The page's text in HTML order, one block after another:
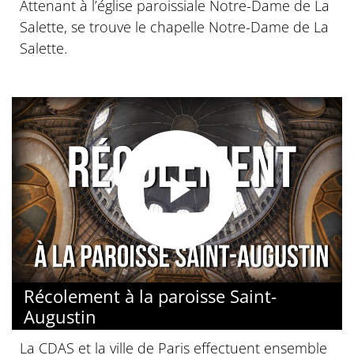
Attenant à l’église paroissiale Notre-Dame de La
Salette, se trouve le chapelle Notre-Dame de La
Salette.
Récolement à la paroisse Saint-
Augustin
La CDAS et la ville de Paris effectuent ensemble